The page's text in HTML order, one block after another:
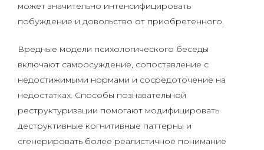
может значительно интенсифицировать
побуждение и довольство от приобретенного.
Вредные модели психологического беседы
включают самоосуждение, сопоставление с
недостижимыми нормами и сосредоточение на
недостатках. Способы познавательной
реструктуризации помогают модифицировать
деструктивные когнитивные паттерны и
сгенерировать более реалистичное понимание